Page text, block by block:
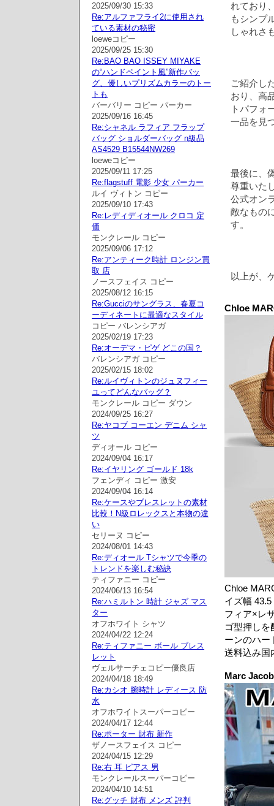
れており
もシンプ
しゃれさ
ご紹介し
おり、高
トパフォ
一品を見
最後に、
尊重いた
公式オン
敵なもの
す。
以上が、
Chloe
Chloe
イズ幅
フィア×レ
ゴ型押しを
ーンのハー
送料込み国
Marc
2025/09/30 15:33
Re:アルファフライ2に使用され
ている素材の秘密
loeweコピー
2025/09/25 15:30
Re:BAO BAO ISSEY MIYAKE
の“ハンドペイント風”新作バッ
グ、優しいプリズムカラーのトー
トも
バーバリー コピー パーカー
2025/09/16 16:45
Re:シャネル ラフィア フラップ
バッグ ショルダーバッグ n級品
AS4529 B15544NW269
loeweコピー
2025/09/11 17:25
Re:flagstuff 電影 少女 パーカー
ルイ ヴィトン コピー
2025/09/10 17:43
Re:レディディオール クロコ 定
価
モンクレール コピー
2025/09/06 17:12
Re:アンティーク時計 ロンジン買
取 店
ノースフェイス コピー
2025/08/12 16:15
Re:Gucciのサングラス、春夏コ
ーディネートに最適なスタイル
コピー バレンシアガ
2025/02/19 17:23
Re:オーデマ・ピゲ どこの国？
バレンシアガ コピー
2025/02/15 18:02
Re:ルイヴィトンのジュヌフィー
ユってどんなバッグ？
モンクレール コピー ダウン
2024/09/25 16:27
Re:ヤコブ コーエン デニム シャ
ツ
ディオール コピー
2024/09/04 16:17
Re:イヤリング ゴールド 18k
フェンディ コピー 激安
2024/09/04 16:14
Re:ケースやブレスレットの素材
比較！N級ロレックスと本物の違
い
セリーヌ コピー
2024/08/01 14:43
Re:ディオール Tシャツで今季の
トレンドを楽しむ秘訣
ティファニー コピー
2024/06/13 16:54
Re:ハミルトン 時計 ジャズ マス
ター
オフホワイト シャツ
2024/04/22 12:24
Re:ティファニー ボール ブレス
レット
ヴェルサーチェコピー優良店
2024/04/18 18:49
Re:カシオ 腕時計 レディース 防
水
オフホワイトスーパーコピー
2024/04/17 12:44
Re:ポーター 財布 新作
ザノースフェイス コピー
2024/04/15 12:29
Re:右 耳 ピアス 男
モンクレールスーパーコピー
2024/04/10 14:51
Re:グッチ 財布 メンズ 評判